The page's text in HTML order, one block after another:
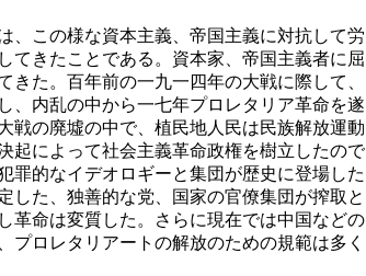
この様な資本主義、帝国主義に対抗して労
てきたことである。資本家、帝国主義者に屈
た。百年前の一九一四年の大戦に際して、
、内乱の中から一七年プロレタリア革命を遂
戦の廃墟の中で、植民地人民は民族解放運動
起によって社会主義革命政権を樹立したので
罪的なイデオロギーと集団が歴史に登場した
した、独善的な党、国家の官僚集団が搾取と
革命は変質した。さらに現在では中国などの
ロレタリアートの解放のための規範は多く